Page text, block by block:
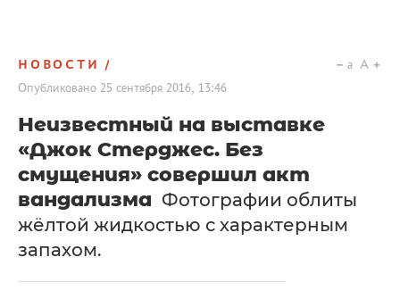
НОВОСТИ
Опубликовано 25 сентября 2016, 13:46
a A
Неизвестный на выставке
«Джок Стерджес. Без
смущения» совершил акт
вандализма Фотографии облиты
жёлтой жидкостью с характерным
запахом.